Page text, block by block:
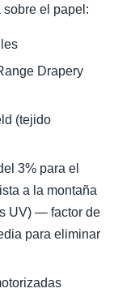
el papel:
Drapery
(tejido
3% para el
a la montaña
UV) — factor de
para eliminar